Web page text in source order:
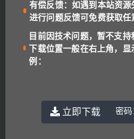
下一篇
美语American Accent Training
有偿反馈：如遇到本站资
进行问题反馈可免费获取任
目前因技术问题，暂不支持
下载位置一般在右上角，
例：
立即下载 密码